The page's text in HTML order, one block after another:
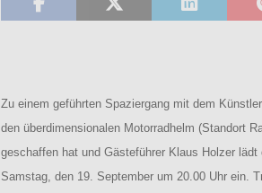
möglich
AKTUELLES
Zu einem geführten Spaziergang mit dem
den überdimensionalen Motorradhelm (Standort
geschaffen hat und Gästeführer Klaus Holzer lädt
Samstag, den 19. September um 20.00 Uhr ein.